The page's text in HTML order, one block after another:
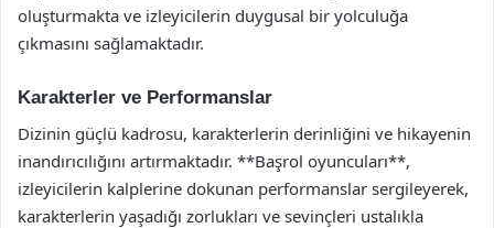
oluşturmakta ve izleyicilerin duygusal bir yolculuğa
çıkmasını sağlamaktadır.
Karakterler ve Performanslar
Dizinin güçlü kadrosu, karakterlerin derinliğini ve hikayenin
inandırıcılığını artırmaktadır. **Başrol oyuncuları**,
izleyicilerin kalplerine dokunan performanslar sergileyerek,
karakterlerin yaşadığı zorlukları ve sevinçleri ustalıkla